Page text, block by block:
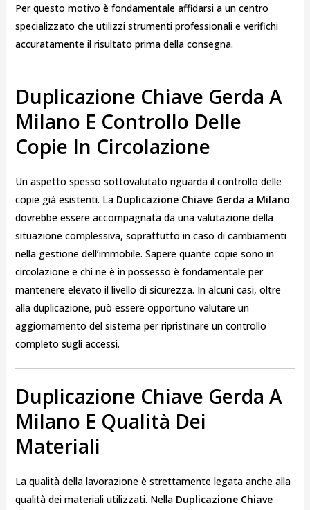
Per questo motivo è fondamentale affidarsi a un centro
specializzato che utilizzi strumenti professionali e verifichi
accuratamente il risultato prima della consegna.
Duplicazione Chiave Gerda A
Milano E Controllo Delle
Copie In Circolazione
Un aspetto spesso sottovalutato riguarda il controllo delle
copie già esistenti. La Duplicazione Chiave Gerda a Milano
dovrebbe essere accompagnata da una valutazione della
situazione complessiva, soprattutto in caso di cambiamenti
nella gestione dell’immobile. Sapere quante copie sono in
circolazione e chi ne è in possesso è fondamentale per
mantenere elevato il livello di sicurezza. In alcuni casi, oltre
alla duplicazione, può essere opportuno valutare un
aggiornamento del sistema per ripristinare un controllo
completo sugli accessi.
Duplicazione Chiave Gerda A
Milano E Qualità Dei
Materiali
La qualità della lavorazione è strettamente legata anche alla
qualità dei materiali utilizzati. Nella Duplicazione Chiave